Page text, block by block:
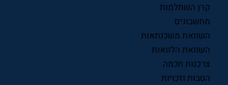
פנסיה
קרן פנסיה
שוק ההון
שכר
קרן השתלמות
מחשבונים
השוואת משכנתאות
השוואת הלוואות
צרכנות חכמה
הטבות וזכויות